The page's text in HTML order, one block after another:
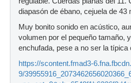
diapasón de ébano, cejuela de 43
Muy bonito sonido en acústico,
volumen por el pequeño tamaño,
enchufada, pese a no ser la típica
https://scontent.fmad3-
9/